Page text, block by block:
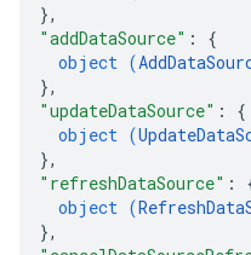
},
"addDataSource" : {
object (
},
"updateDataSource" : {
object (
},
"refreshDataSource" :
object (
},